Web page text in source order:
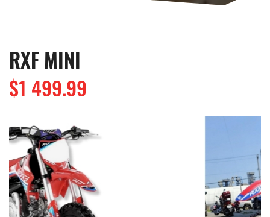
RXF MINI
$1 499.99